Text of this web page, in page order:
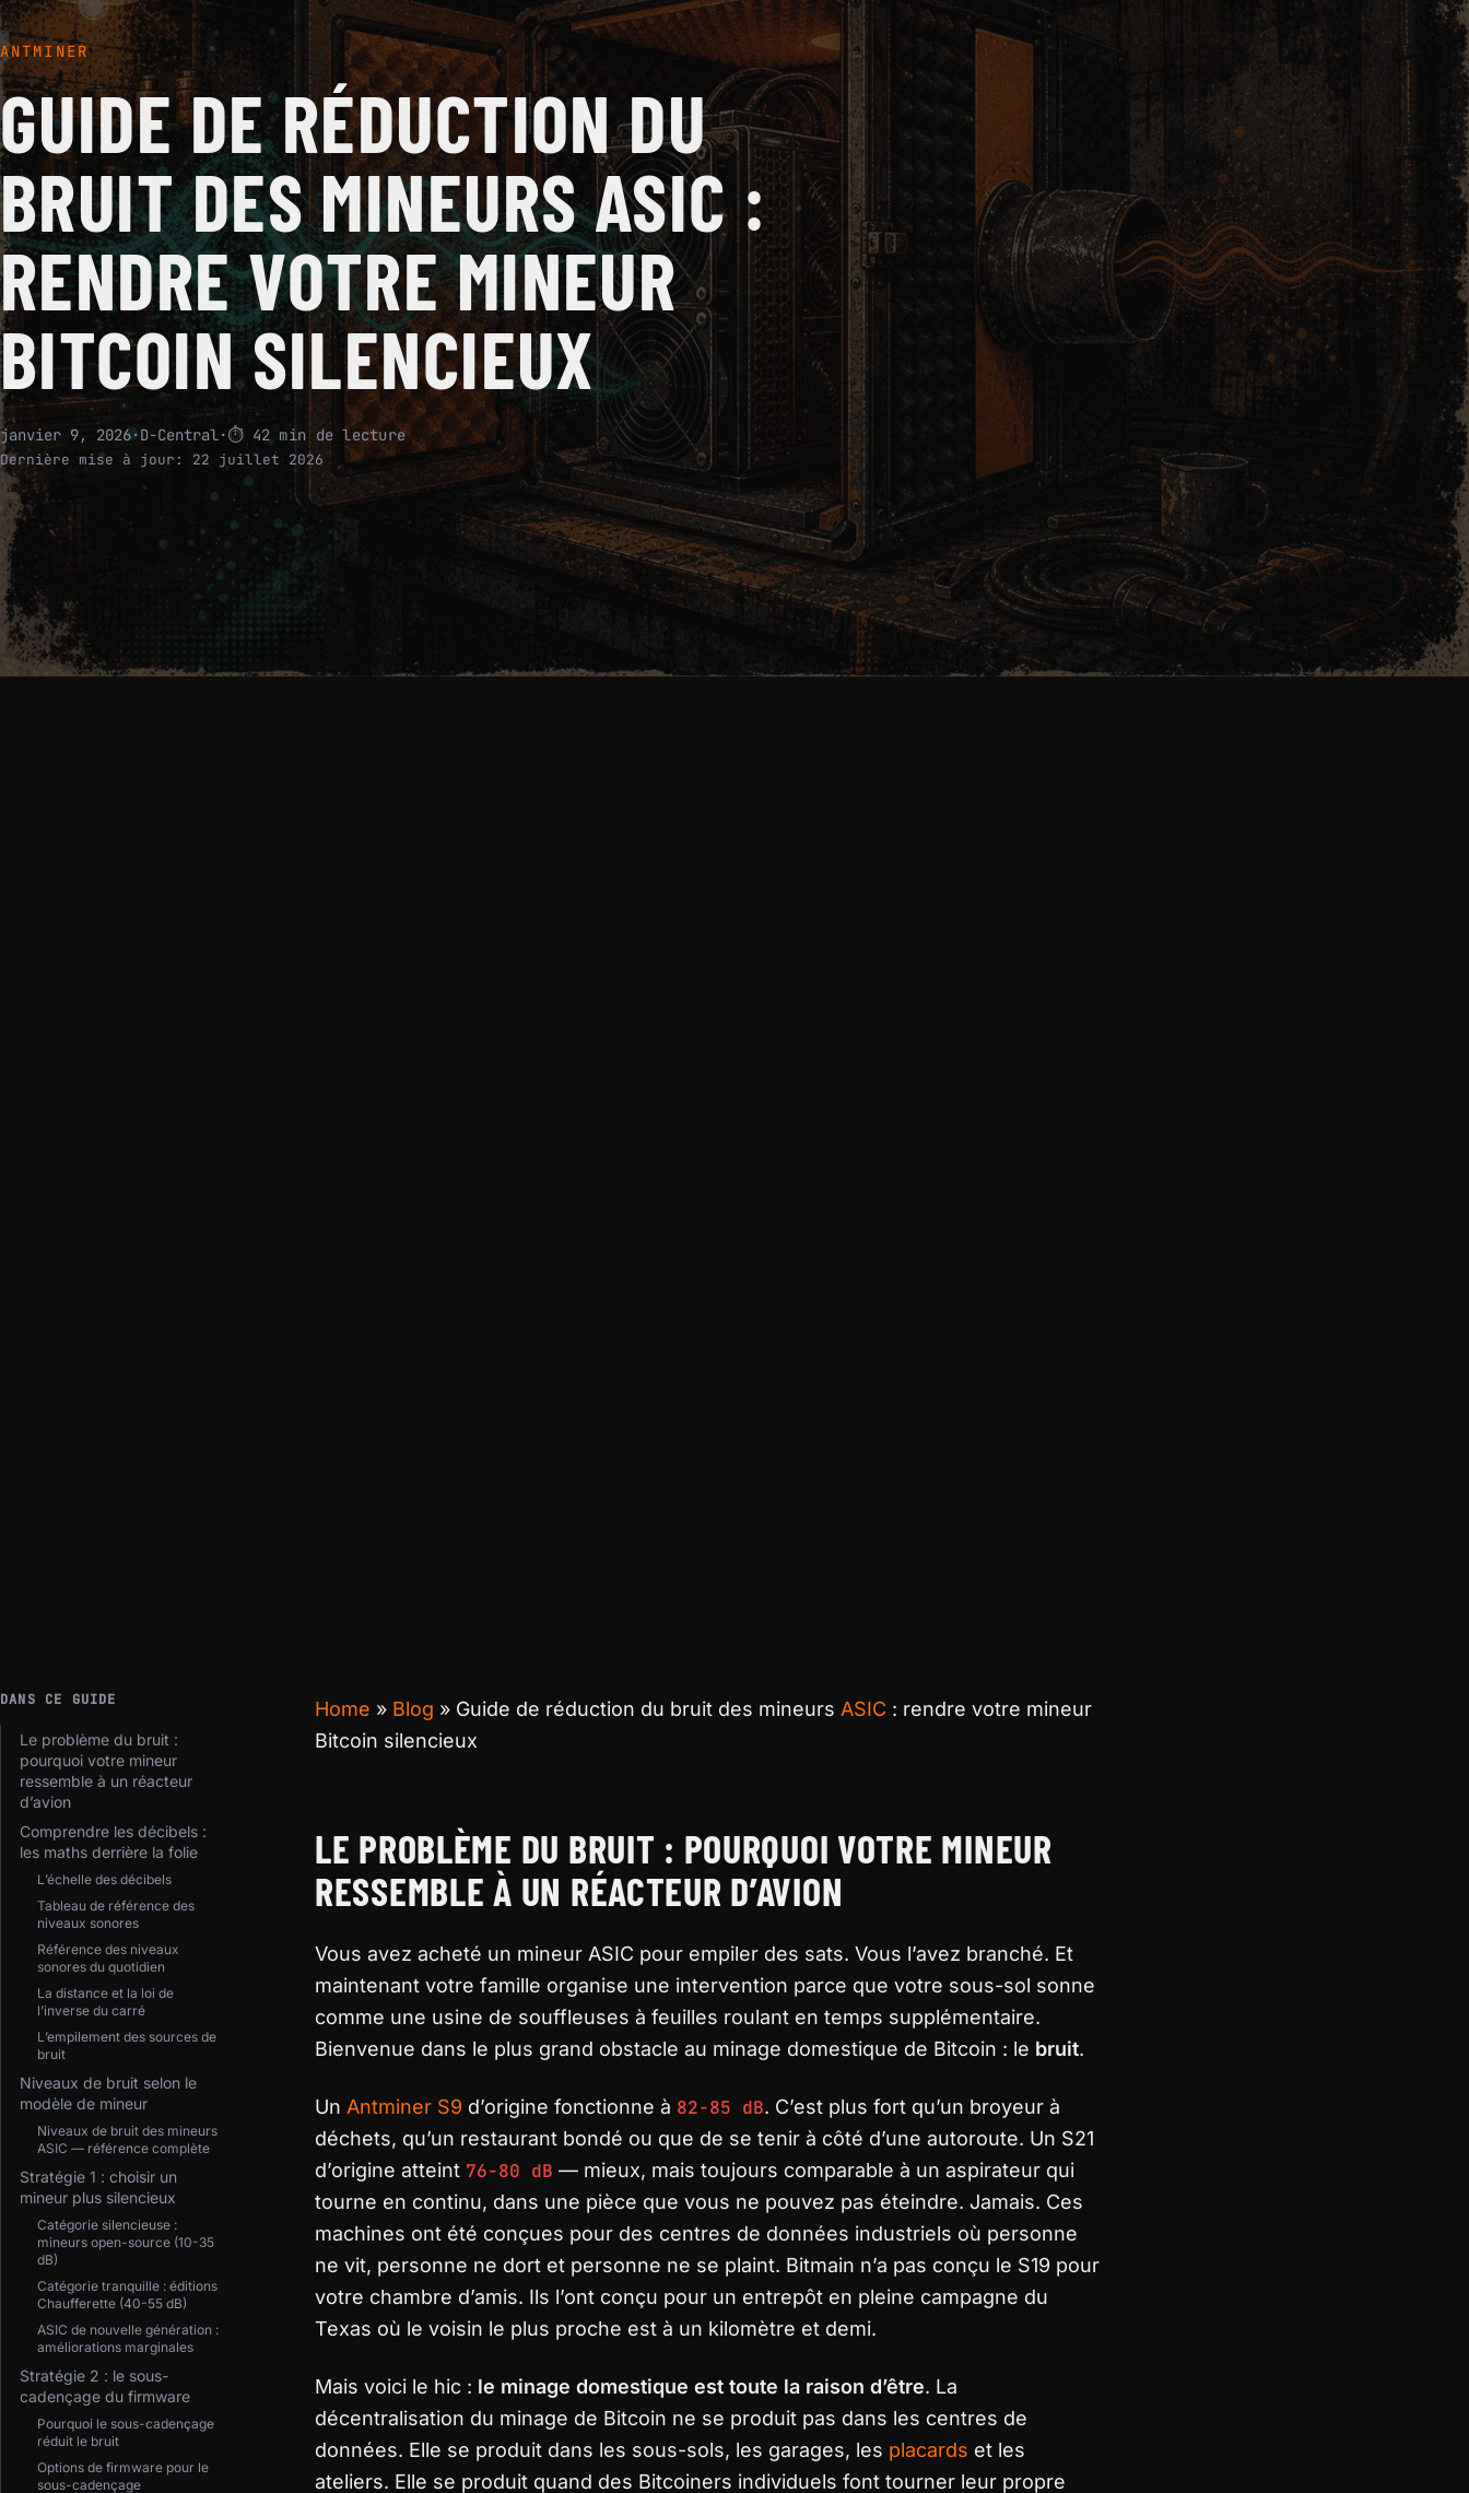
ANTMINER
GUIDE DE RÉDUCTION DU
BRUIT DES MINEURS ASIC :
RENDRE VOTRE MINEUR
BITCOIN SILENCIEUX
janvier 9, 2026·D-Central ·⏱ 42 min de lecture
Dernière mise à jour: 22 juillet 2026
DANS CE GUIDE
Le problème du bruit :
pourquoi votre mineur
ressemble à un réacteur
d’avion
Comprendre les décibels :
les maths derrière la folie
L’échelle des décibels
Tableau de référence des
niveaux sonores
Référence des niveaux
sonores du quotidien
La distance et la loi de
l’inverse du carré
L’empilement des sources de
bruit
Niveaux de bruit selon le
modèle de mineur
Niveaux de bruit des mineurs
ASIC — référence complète
Stratégie 1 : choisir un
mineur plus silencieux
Catégorie silencieuse :
mineurs open-source (10-35
dB)
Catégorie tranquille : éditions
Chaufferette (40-55 dB)
ASIC de nouvelle génération :
améliorations marginales
Stratégie 2 : le sous-
cadençage du firmware
Pourquoi le sous-cadençage
réduit le bruit
Options de firmware pour le
sous-cadençage
Home » Blog » Guide de réduction du bruit des mineurs ASIC : rendre votre mineur
Bitcoin silencieux
LE PROBLÈME DU BRUIT : POURQUOI VOTRE MINEUR
RESSEMBLE À UN RÉACTEUR D’AVION
Vous avez acheté un mineur ASIC pour empiler des sats. Vous l’avez branché. Et
maintenant votre famille organise une intervention parce que votre sous-sol sonne
comme une usine de souffleuses à feuilles roulant en temps supplémentaire.
Bienvenue dans le plus grand obstacle au minage domestique de Bitcoin : le bruit.
Un Antminer S9 d’origine fonctionne à 82-85 dB. C’est plus fort qu’un broyeur à
déchets, qu’un restaurant bondé ou que de se tenir à côté d’une autoroute. Un S21
d’origine atteint 76-80 dB — mieux, mais toujours comparable à un aspirateur qui
tourne en continu, dans une pièce que vous ne pouvez pas éteindre. Jamais. Ces
machines ont été conçues pour des centres de données industriels où personne
ne vit, personne ne dort et personne ne se plaint. Bitmain n’a pas conçu le S19 pour
votre chambre d’amis. Ils l’ont conçu pour un entrepôt en pleine campagne du
Texas où le voisin le plus proche est à un kilomètre et demi.
Mais voici le hic : le minage domestique est toute la raison d’être. La
décentralisation du minage de Bitcoin ne se produit pas dans les centres de
données. Elle se produit dans les sous-sols, les garages, les placards et les
ateliers. Elle se produit quand des Bitcoiners individuels font tourner leur propre